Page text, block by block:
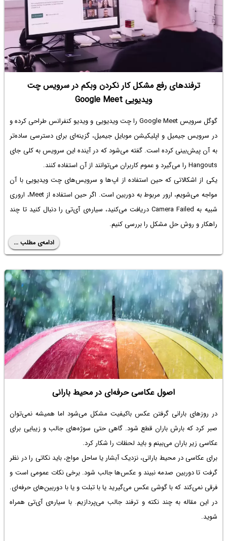
ترفندهای رفع مشکل کار نکردن وبکم در سرویس چت
ویدیویی Google Meet
گوگل سرویس Google Meet را چت ویدیویی و ویدیو کنفرانس طراحی کرده و
در سرویس جیمیل و اپلیکیشن موبایل جیمیل، گزینه‌ای برای دسترسی ساده‌تر
به آن پیش‌بینی کرده است. گفته می‌شود که در آینده این سرویس به کلی جای
Hangouts را می‌گیرد و عموم کاربران می‌توانند از آن استفاده کنند.
یکی از اشکالاتی که حین استفاده از اپ‌ها و سرویس‌های چت ویدیویی با آن
مواجه می‌شویم، ارور مربوط به دوربین است. اگر حین استفاده از Meet، اروری
شبیه به Camera Failed دریافت می‌کنید، سیاره‌ی آی‌تی را دنبال کنید تا چند
راهکار و روش حل مشکل را بررسی کنیم.
ادامه‌ی مطلب ...
اصول عکاسی حرفه‌ای در محیط بارانی
در روزهای بارانی گرفتن عکس باکیفیت مشکل می‌شود اما همیشه نمی‌توان
صبر کرد که بارش باران قطع شود. گاهی حتی سوژه‌های جالب و زیبایی برای
عکاسی زیر باران می‌بینم و باید لحظات را شکار کرد.
برای عکاسی در محیط بارانی، نزدیک آبشار یا ساحل مواج، باید نکاتی را در نظر
گرفت تا دوربین صدمه نبیند و عکس‌ها جالب شود. برخی نکات عمومی است و
فرقی نمی‌کند که با گوشی عکس می‌گیرید یا با تبلت و یا با دوربین‌های حرفه‌ای.
در این مقاله به چند نکته و ترفند جالب می‌پردازیم. با سیاره‌ی آی‌تی همراه
شوید.